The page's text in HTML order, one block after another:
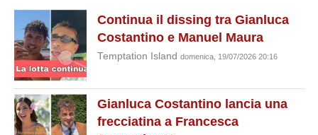
Continua il dissing tra Gianluca
Costantino e Manuel Maura
Temptation Island domenica, 19/07/2026 20:16
Gianluca Costantino lancia una
frecciatina a Francesca